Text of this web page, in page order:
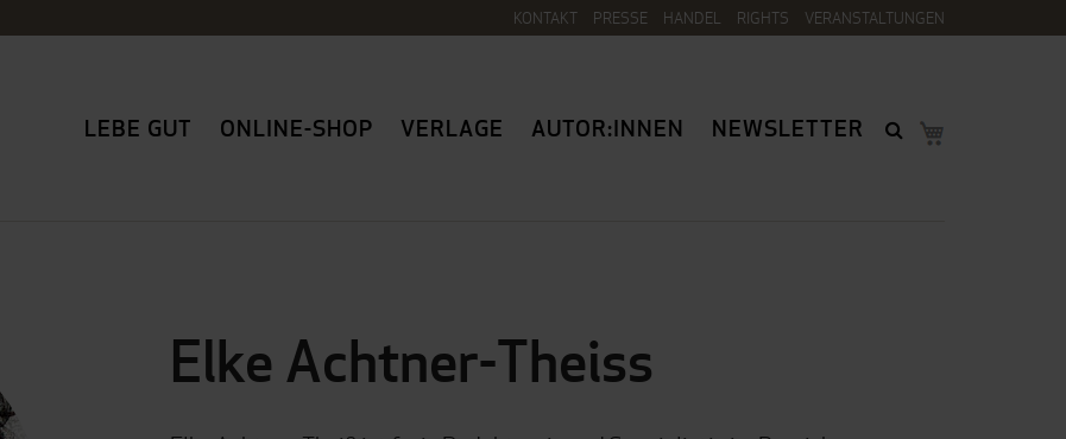
KONTAKT PRESSE HANDEL RIGHTS VERANSTALTUNGEN
LEBE GUT ONLINE-SHOP VERLAGE AUTOR:INNEN NEWSLETTER
Elke Achtner-Theiss